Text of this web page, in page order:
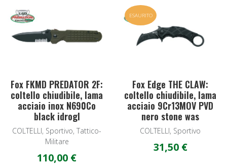
Add to Wishlist
Quick View
Fox FKMD PREDATOR 2F:
coltello chiudibile, lama
acciaio inox N690Co
black idrogl
COLTELLI, Sportivo, Tattico-
Militare
110,00 €
ESAURITO
Fox Edge THE CLAW:
coltello chiudibile, lama
acciaio 9Cr13MOV PVD
nero stone was
COLTELLI, Sportivo
31,50 €